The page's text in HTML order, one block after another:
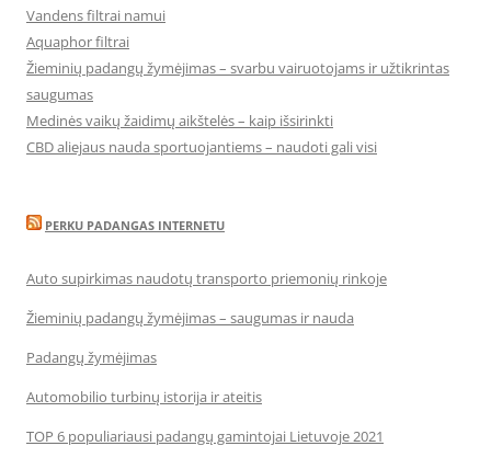
Vandens filtrai namui
Aquaphor filtrai
Žieminių padangų žymėjimas – svarbu vairuotojams ir užtikrintas
saugumas
Medinės vaikų žaidimų aikštelės – kaip išsirinkti
CBD aliejaus nauda sportuojantiems – naudoti gali visi
PERKU PADANGAS INTERNETU
Auto supirkimas naudotų transporto priemonių rinkoje
Žieminių padangų žymėjimas – saugumas ir nauda
Padangų žymėjimas
Automobilio turbinų istorija ir ateitis
TOP 6 populiariausi padangų gamintojai Lietuvoje 2021